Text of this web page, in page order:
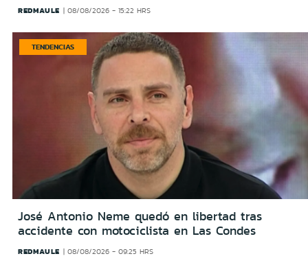
REDMAULE 08/08/2026 - 15:22 HRS
TENDENCIAS
José Antonio Neme quedó en libertad tras
accidente con motociclista en Las Condes
REDMAULE 08/08/2026 - 09:25 HRS